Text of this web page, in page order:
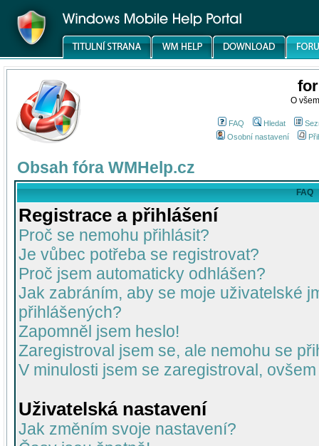
O
FAQ Hledat
Osobní nastavení
Obsah fóra WMHelp.cz
FAQ
Registrace a přihlášení
Proč se nemohu přihlásit?
Je vůbec potřeba se registrovat?
Proč jsem automaticky odhlášen?
Jak zabráním, aby se moje uživatelské
přihlášených?
Zapomněl jsem heslo!
Zaregistroval jsem se, ale nemohu se
V minulosti jsem se zaregistroval,
Uživatelská nastavení
Jak změním svoje nastavení?